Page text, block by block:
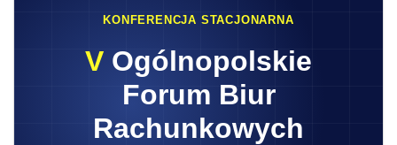
KONFERENCJA STACJONARNA
V Ogólnopolskie
Forum Biur
Rachunkowych